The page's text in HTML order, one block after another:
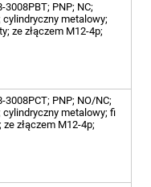
PNP; NC;
cylindryczny metalowy;
ze złączem M12-4p;
PNP; NO/NC;
cylindryczny metalowy; fi
złączem M12-4p;